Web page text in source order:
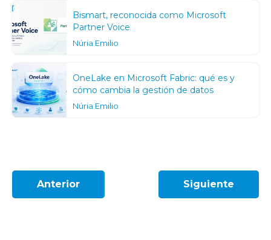
Bismart, reconocida como Microsoft
Partner Voice
Núria Emilio
OneLake en Microsoft Fabric: qué es y
cómo cambia la gestión de datos
Núria Emilio
Anterior Siguiente